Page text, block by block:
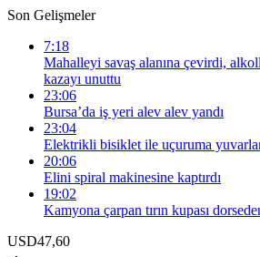
Son Gelişmeler
7:18
Mahalleyi savaş alanına çevirdi,
kazayı unuttu
23:06
Bursa’da iş yeri alev alev yandı
23:04
Elektrikli bisiklet ile uçuruma
20:06
Elini spiral makinesine kaptırdı
19:02
Kamyona çarpan tırın kupası
USD47,60